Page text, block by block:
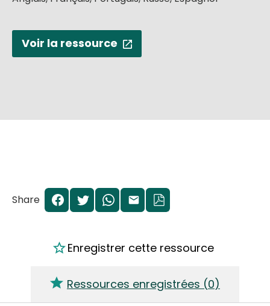
Voir la ressource
Share
Enregistrer cette ressource
Ressources enregistrées (0)